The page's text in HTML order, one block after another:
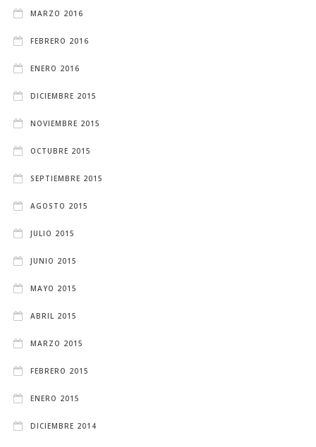
MARZO 2016
FEBRERO 2016
ENERO 2016
DICIEMBRE 2015
NOVIEMBRE 2015
OCTUBRE 2015
SEPTIEMBRE 2015
AGOSTO 2015
JULIO 2015
JUNIO 2015
MAYO 2015
ABRIL 2015
MARZO 2015
FEBRERO 2015
ENERO 2015
DICIEMBRE 2014